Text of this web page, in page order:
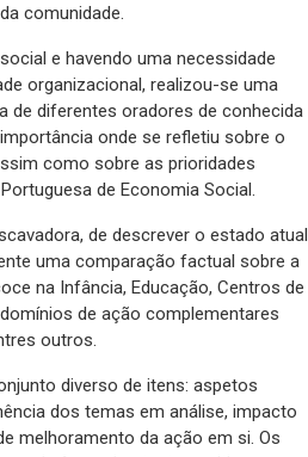
comunidade.
e havendo uma necessidade
organizacional, realizou-se uma
de diferentes oradores de conhecida
onde se refletiu sobre o
como sobre as prioridades
de Economia Social.
de descrever o estado atual
uma comparação factual sobre a
na Infância, Educação, Centros de
de ação complementares
outros.
diverso de itens: aspetos
dos temas em análise, impacto
melhoramento da ação em si. Os